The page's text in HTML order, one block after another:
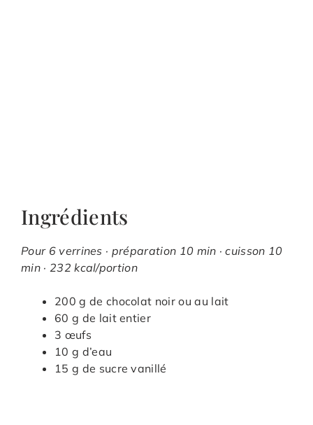
Ingrédients
Pour 6 verrines · préparation 10 min · cuisson 10
min · 232 kcal/portion
200 g de chocolat noir ou au lait
60 g de lait entier
3 œufs
10 g d’eau
15 g de sucre vanillé